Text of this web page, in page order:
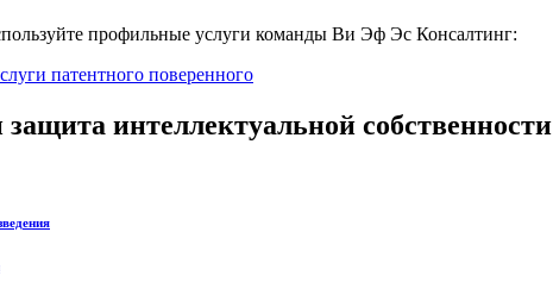
профильные услуги команды Ви Эф Эс Консалтинг:
патентного поверенного
интеллектуальной собственности